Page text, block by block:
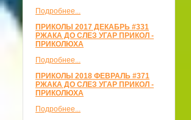
Подробнее...
ПРИКОЛЫ 2017 ДЕКАБРЬ #331
РЖАКА ДО СЛЕЗ УГАР ПРИКОЛ -
ПРИКОЛЮХА
Подробнее...
ПРИКОЛЫ 2018 ФЕВРАЛЬ #371
РЖАКА ДО СЛЕЗ УГАР ПРИКОЛ -
ПРИКОЛЮХА
Подробнее...